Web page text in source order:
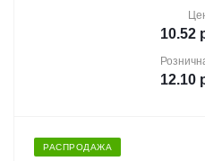
10.52
12.10
РАСПРОДАЖА